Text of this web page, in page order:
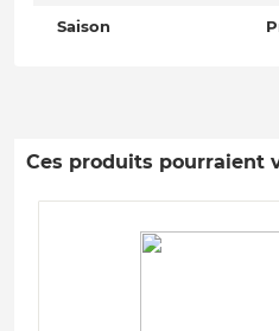
Saison
Ces produits pourraient